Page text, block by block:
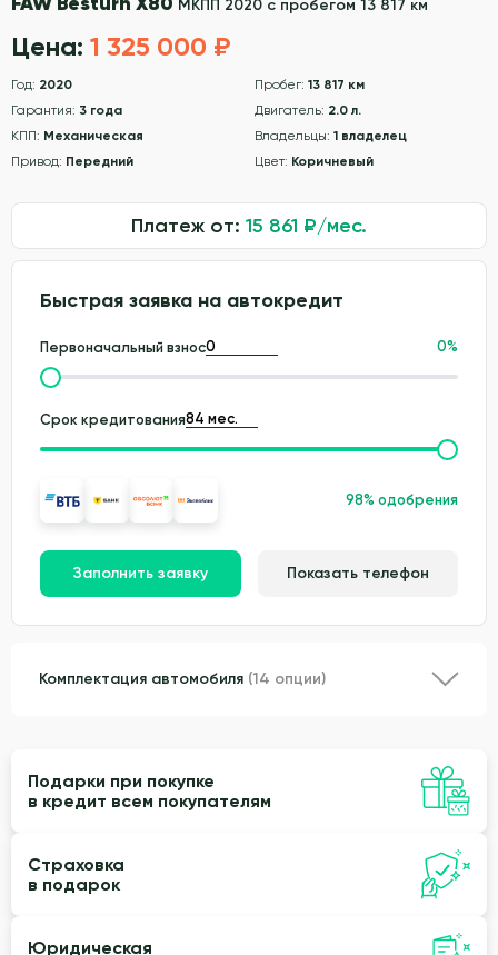
МКПП 2020 с пробегом 13 817 км
Цена: 1 325 000 ₽
Год: 2020 Пробег: 13 817 км
Гарантия: 3 года Двигатель: 2.0 л.
КПП: Механическая Владельцы: 1 владелец
Привод: Передний Цвет: Коричневый
Платеж от: 15 861 ₽/мес.
Быстрая заявка на автокредит
Первоначальный взнос 0%
Срок кредитования
98% одобрения
Заполнить заявку Показать телефон
Комплектация автомобиля (14 опции)
Подарки при покупке
в кредит всем покупателям
Страховка
в подарок
Юридическая